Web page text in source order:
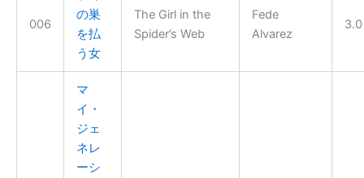
006
の巣
を払
う女
The Girl in the
Spider’s Web
Fede
Alvarez
3.0
マ
イ・
ジェ
ネレ
ーシ